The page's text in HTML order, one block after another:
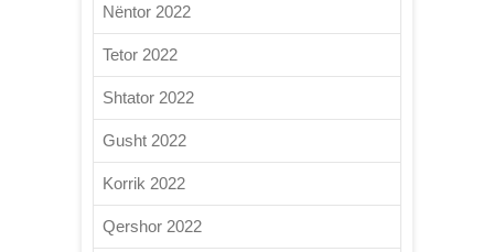
Nëntor 2022
Tetor 2022
Shtator 2022
Gusht 2022
Korrik 2022
Qershor 2022